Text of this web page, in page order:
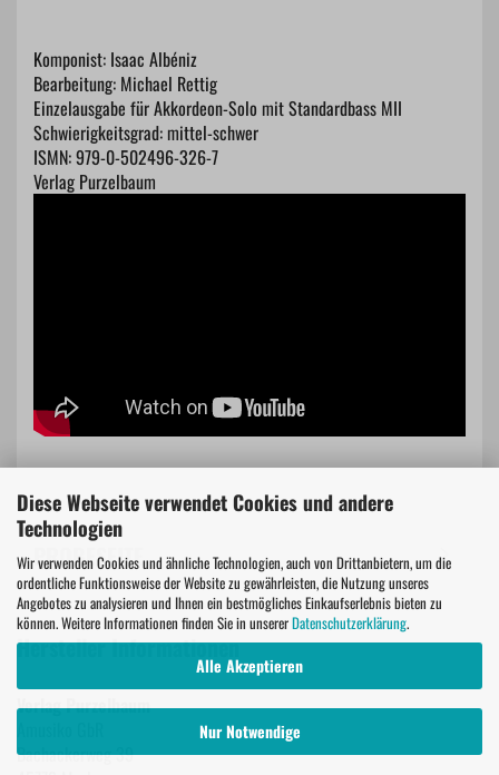
Diese Webseite verwendet Cookies und andere
Technologien
Wir verwenden Cookies und ähnliche Technologien, auch von Drittanbietern, um die
ordentliche Funktionsweise der Website zu gewährleisten, die Nutzung unseres
Angebotes zu analysieren und Ihnen ein bestmögliches Einkaufserlebnis bieten zu
können. Weitere Informationen finden Sie in unsererDatenschutzerklärung.
Alle Akzeptieren
Nur Notwendige
Komponist: Isaac Albéniz
Bearbeitung: Michael Rettig
Einzelausgabe für Akkordeon-Solo mit Standardbass MII
Schwierigkeitsgrad: mittel-schwer
ISMN: 979-0-502496-326-7
Verlag Purzelbaum
PROBESEITE
Hersteller Informationen
Verlag Purzelbaum
Bachackerweg 39